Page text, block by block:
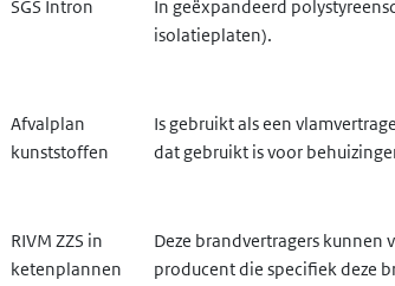
SGS Intron
In geëxpandeerd
isolatieplaten).
Afvalplan
kunststoffen
Is gebruikt als een
dat gebruikt is voor
RIVM ZZS in
ketenplannen
Deze brandvertragers
producent die specifiek deze